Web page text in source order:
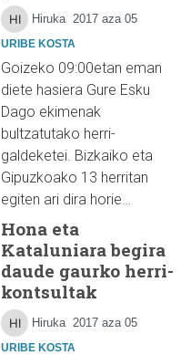
Hiruka 2017 aza 05
URIBE KOSTA
Goizeko 09:00etan eman
diete hasiera Gure Esku
Dago ekimenak
bultzatutako herri-
galdeketei. Bizkaiko eta
Gipuzkoako 13 herritan
egiten ari dira horie…
Hona eta
Kataluniara begira
daude gaurko herri-
kontsultak
Hiruka 2017 aza 05
URIBE KOSTA